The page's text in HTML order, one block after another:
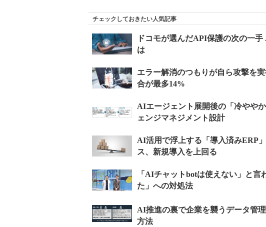
チェックしておきたい人気記事